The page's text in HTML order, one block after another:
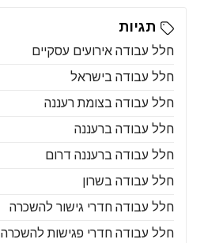
תגיות
חלל עבודה אירועים עסקיים
חלל עבודה בישראל
חלל עבודה בצומת רעננה
חלל עבודה ברעננה
חלל עבודה ברעננה דרום
חלל עבודה בשרון
חלל עבודה חדרי גישור להשכרה
חלל עבודה חדרי פגישות להשכרה